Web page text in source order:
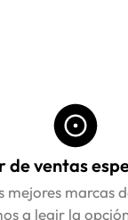
de ventas
mejores marcas
a legir la